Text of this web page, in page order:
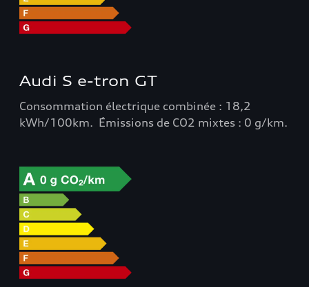
Audi S e-tron GT
Consommation électrique combinée : 18,2
kWh/100km. Émissions de CO2 mixtes : 0 g/km.